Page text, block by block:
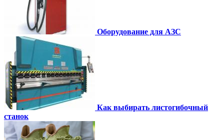
Оборудование для АЗС
Как выбирать листогибочный
станок